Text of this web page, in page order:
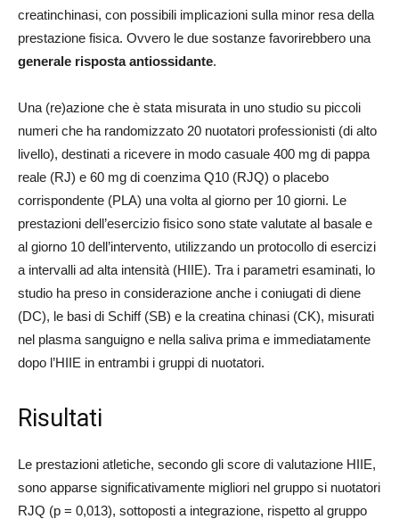
creatinchinasi, con possibili implicazioni sulla minor resa della
prestazione fisica. Ovvero le due sostanze favorirebbero una
generale risposta antiossidante.
Una (re)azione che è stata misurata in uno studio su piccoli
numeri che ha randomizzato 20 nuotatori professionisti (di alto
livello), destinati a ricevere in modo casuale 400 mg di pappa
reale (RJ) e 60 mg di coenzima Q10 (RJQ) o placebo
corrispondente (PLA) una volta al giorno per 10 giorni. Le
prestazioni dell’esercizio fisico sono state valutate al basale e
al giorno 10 dell’intervento, utilizzando un protocollo di esercizi
a intervalli ad alta intensità (HIIE). Tra i parametri esaminati, lo
studio ha preso in considerazione anche i coniugati di diene
(DC), le basi di Schiff (SB) e la creatina chinasi (CK), misurati
nel plasma sanguigno e nella saliva prima e immediatamente
dopo l’HIIE in entrambi i gruppi di nuotatori.
Risultati
Le prestazioni atletiche, secondo gli score di valutazione HIIE,
sono apparse significativamente migliori nel gruppo si nuotatori
RJQ (p = 0,013), sottoposti a integrazione, rispetto al gruppo